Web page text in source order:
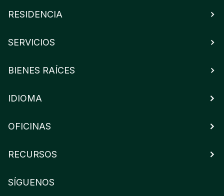
RESIDENCIA
SERVICIOS
BIENES RAÍCES
IDIOMA
SÍGUENOS
OFICINAS
RECURSOS